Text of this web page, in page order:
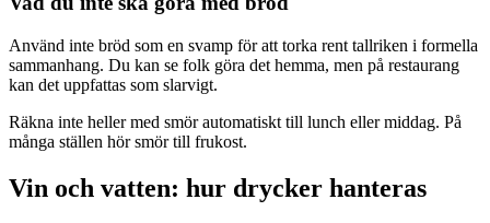
Använd inte bröd som en svamp för att torka rent tallriken i formella
sammanhang. Du kan se folk göra det hemma, men på restaurang
kan det uppfattas som slarvigt.
Räkna inte heller med smör automatiskt till lunch eller middag. På
många ställen hör smör till frukost.
Vin och vatten: hur drycker hanteras